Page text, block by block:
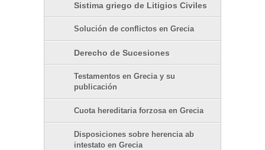
Sistima griego de Litigios Civiles
Solución de conflictos en Grecia
Derecho de Sucesiones
Testamentos en Grecia y su
publicación
Cuota hereditaria forzosa en Grecia
Disposiciones sobre herencia ab
intestato en Grecia